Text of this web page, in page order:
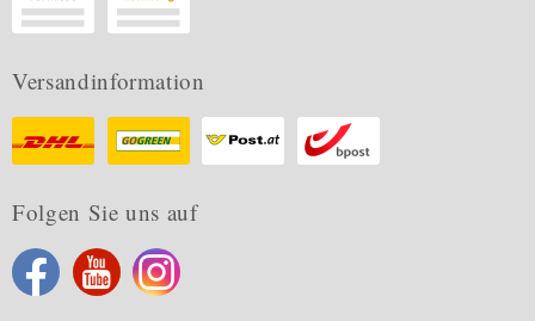
Versandinformation
Folgen Sie uns auf